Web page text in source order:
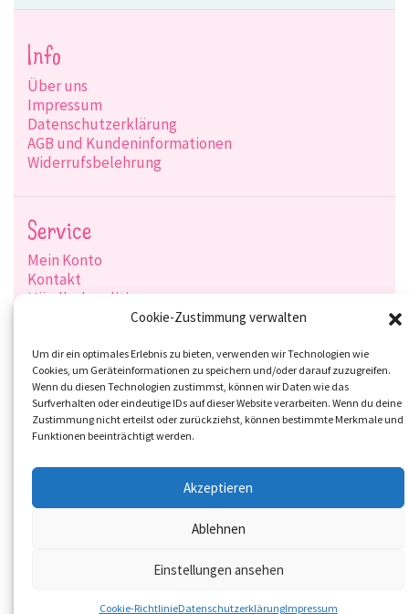
Cookie-Zustimmung verwalten
Um dir ein optimales Erlebnis zu bieten, verwenden wir Technologien wie
Cookies, um Geräteinformationen zu speichern und/oder darauf zuzugreifen.
Wenn du diesen Technologien zustimmst, können wir Daten wie das
Surfverhalten oder eindeutige IDs auf dieser Website verarbeiten. Wenn du deine
Zustimmung nicht erteilst oder zurückziehst, können bestimmte Merkmale und
Funktionen beeinträchtigt werden.
Akzeptieren
Ablehnen
Einstellungen ansehen
Cookie-RichtlinieDatenschutzerklärungImpressum
Info
Über uns
Impressum
Datenschutzerklärung
AGB und Kundeninformationen
Widerrufsbelehrung
Service
Mein Konto
Kontakt
Händlerkonditionen
Zahlungsarten
Social-Media
© 2026 Overbeck and Friends GmbH